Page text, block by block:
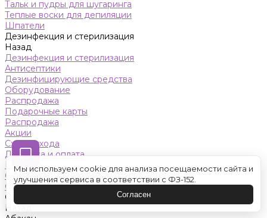
Тальк и пудры для шугаринга
Теплые воски для депиляции
Шпатели
Дезинфекция и стерилизация
Назад
Дезинфекция и стерилизация
Антисептики
Дезинфицирующие средства
Оборудование
Распродажа
Подарочные карты
Распродажа
Акции
Схемы ухода
Доставка и оплата
Контакты
Обучение
Салон красоты
Оренбург
Назад
Мы используем cookie для анализа посещаемости сайта и
улучшения сервиса в соответствии с ФЗ-152.
Согласен